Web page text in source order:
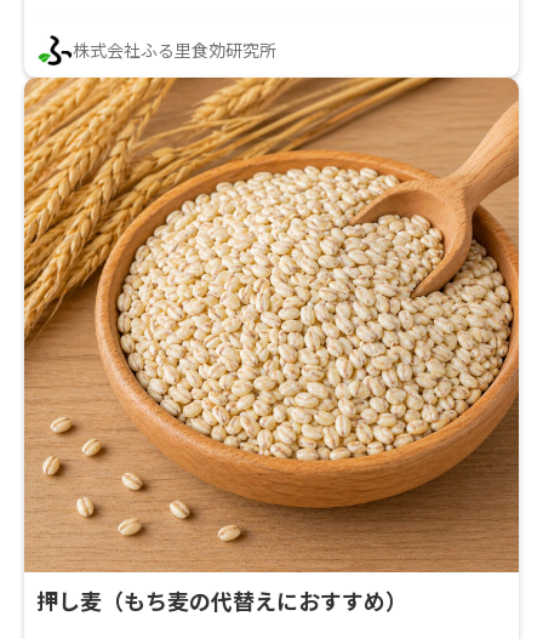
株式会社ふる里食効研究所
押し麦（もち麦の代替えにおすすめ）